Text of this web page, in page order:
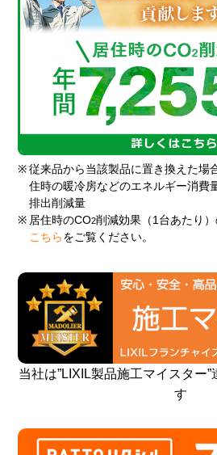
※ 従来品から当該製品に置き換えた場
住時の暖冷房などのエネルギー消費
排出削減量
※ 居住時のCO2削減効果（1台あたり）
こちら をご覧ください。
当社は”LIXIL製品施工マイスター
す